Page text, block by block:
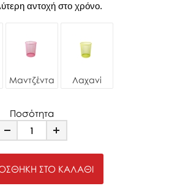
αντοχή στο χρόνο.
Μαντζέντα Λαχανί
Ποσότητα
Minus Plus
ΣΤΟ ΚΑΛΆΘΙ